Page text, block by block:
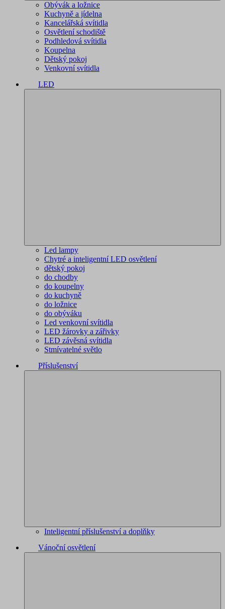
Obývák a ložnice
Kuchyně a jídelna
Kancelářská svítidla
Osvětlení schodiště
Podhledová svítidla
Koupelna
Dětský pokoj
Venkovní svítidla
LED
Led lampy
Chytré a inteligentní LED osvětlení
dětský pokoj
do chodby
do koupelny
do kuchyně
do ložnice
do obýváku
Led venkovní svítidla
LED žárovky a zářivky
LED závěsná svítidla
Stmívatelné světlo
Příslušenství
Inteligentní příslušenství a doplňky
Vánoční osvětlení